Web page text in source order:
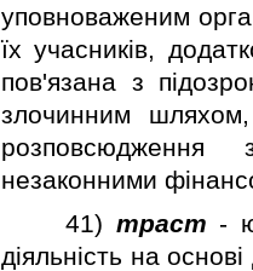
уповноваженим
їх учасникiв,
пов'язана з
злочинним
незаконними
41) траст -
дiяльнiсть на